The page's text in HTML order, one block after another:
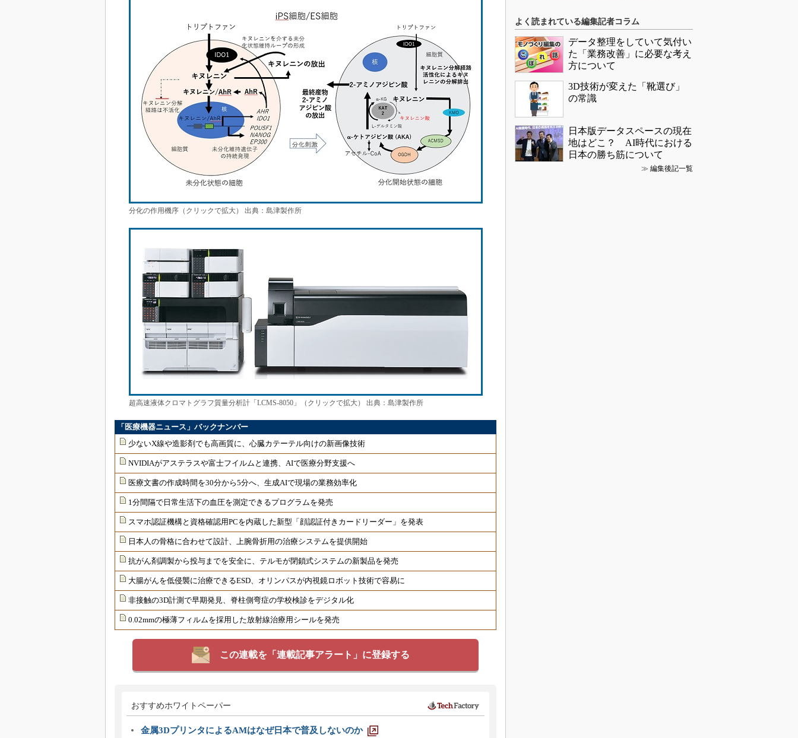
分化の作用機序（クリックで拡大） 出典：島津製作所
超高速液体クロマトグラフ質量分析計「LCMS-8050」（クリックで拡大） 出典：島津製作所
「医療機器ニュース」バックナンバー
少ないX線や造影剤でも高画質に、心臓カテーテル向けの新画像技術
NVIDIAがアステラスや富士フイルムと連携、AIで医療分野支援へ
医療文書の作成時間を30分から5分へ、生成AIで現場の業務効率化
1分間隔で日常生活下の血圧を測定できるプログラムを発売
スマホ認証機構と資格確認用PCを内蔵した新型「顔認証付きカードリーダー」を発表
日本人の骨格に合わせて設計、上腕骨折用の治療システムを提供開始
抗がん剤調製から投与までを安全に、テルモが閉鎖式システムの新製品を発売
大腸がんを低侵襲に治療できるESD、オリンパスが内視鏡ロボット技術で容易に
非接触の3D計測で早期発見、脊柱側弯症の学校検診をデジタル化
0.02mmの極薄フィルムを採用した放射線治療用シールを発売
この連載を「連載記事アラート」に登録する
おすすめホワイトペーパー
金属3DプリンタによるAMはなぜ日本で普及しないのか
よく読まれている編集記者コラム
データ整理をしていて気付い
た「業務改善」に必要な考え
方について
3D技術が変えた「靴選び」
の常識
日本版データスペースの現在
地はどこ？ AI時代における
日本の勝ち筋について
≫ 編集後記一覧